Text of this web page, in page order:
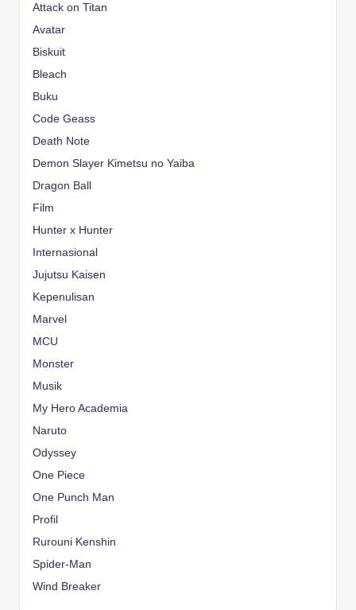
Attack on Titan
Avatar
Biskuit
Bleach
Buku
Code Geass
Death Note
Demon Slayer Kimetsu no Yaiba
Dragon Ball
Film
Hunter x Hunter
Internasional
Jujutsu Kaisen
Kepenulisan
Marvel
MCU
Monster
Musik
My Hero Academia
Naruto
Odyssey
One Piece
One Punch Man
Profil
Rurouni Kenshin
Spider-Man
Wind Breaker